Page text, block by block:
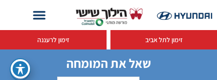
זימון לתל אביב זימון לרעננה
שאל את המומחה